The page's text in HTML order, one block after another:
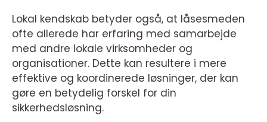
Lokal kendskab betyder også, at låsesmeden
ofte allerede har erfaring med samarbejde
med andre lokale virksomheder og
organisationer. Dette kan resultere i mere
effektive og koordinerede løsninger, der kan
gøre en betydelig forskel for din
sikkerhedsløsning.